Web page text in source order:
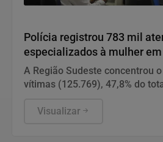
Polícia registrou 783 mil
especializados à mulher
A Região Sudeste concentrou
vítimas (125.769), 47,8% do
Visualizar